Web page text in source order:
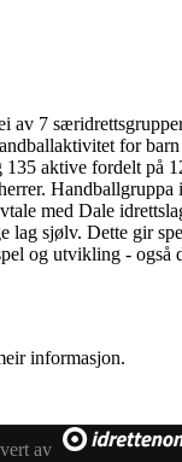
av 7
for
135 aktive fordelt på
Handballgruppa
med Dale
lag sjølv. Dette gir
og utvikling - også
informasjon.
av